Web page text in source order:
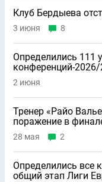
Клуб Бердыева
3 июня 8
Определились 111
конференций-
2 июня
Тренер «Райо
поражение в
28 мая 2
Определились все
общий этап Лиги